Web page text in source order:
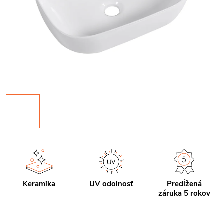
Keramika UV odolnosť
Predĺžená
záruka 5 rokov